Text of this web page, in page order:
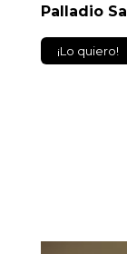
Palladio
¡Lo quiero!